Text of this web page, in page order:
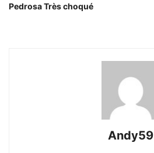
Pedrosa Très choqué
Andy59